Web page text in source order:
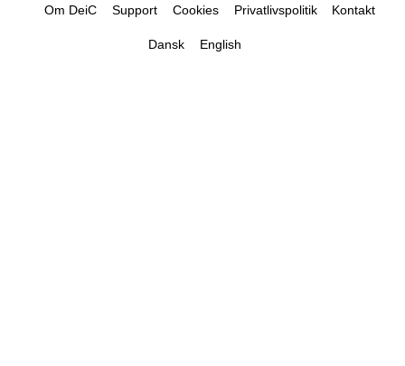
Om DeiC Support Cookies Privatlivspolitik Kontakt
Dansk English